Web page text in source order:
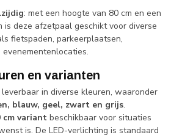
: met een hoogte van 80 cm en een
is deze afzetpaal geschikt voor diverse
fietspaden, parkeerplaatsen,
en varianten
in diverse kleuren, waaronder
blauw, geel, zwart en grijs.
cm variant beschikbaar voor situaties
is. De LED-verlichting is standaard